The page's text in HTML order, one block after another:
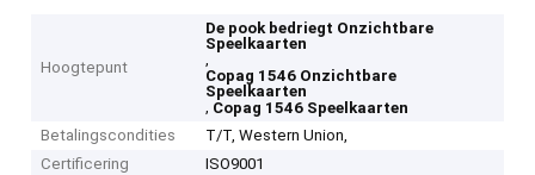
Hoogtepunt
De pook bedriegt Onzichtbare
Speelkaarten
,
Copag 1546 Onzichtbare
Speelkaarten
, Copag 1546 Speelkaarten
Betalingscondities
T/T, Western Union,
Certificering
ISO9001